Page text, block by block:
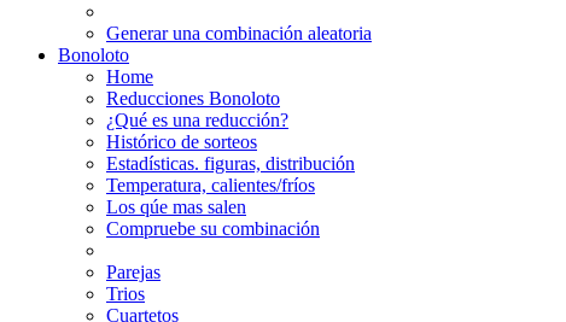
Generar una combinación aleatoria
Bonoloto
Home
Reducciones Bonoloto
¿Qué es una reducción?
Histórico de sorteos
Estadísticas. figuras, distribución
Temperatura, calientes/fríos
Los qúe mas salen
Compruebe su combinación
Parejas
Trios
Cuartetos